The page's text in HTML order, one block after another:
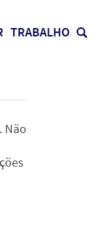
TRABALHO
Não